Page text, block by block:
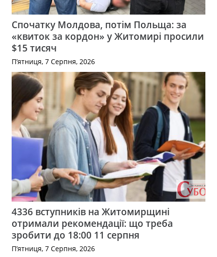
Спочатку Молдова, потім Польща: за
«квиток за кордон» у Житомирі просили
$15 тисяч
П’ятниця, 7 Серпня, 2026
4336 вступників на Житомирщині
отримали рекомендації: що треба
зробити до 18:00 11 серпня
П’ятниця, 7 Серпня, 2026